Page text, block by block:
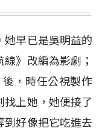
她早已是吳明益的
》改編為影劇；
後，時任公視製作
找上她，她便接了
到好像把它吃進去